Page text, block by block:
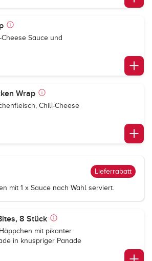
Sauce und
Wrap
Chili-Cheese
Lieferrabatt
mit 1 x Sauce nach Wahl serviert.
8 Stück
mit pikanter
in knuspriger Panade